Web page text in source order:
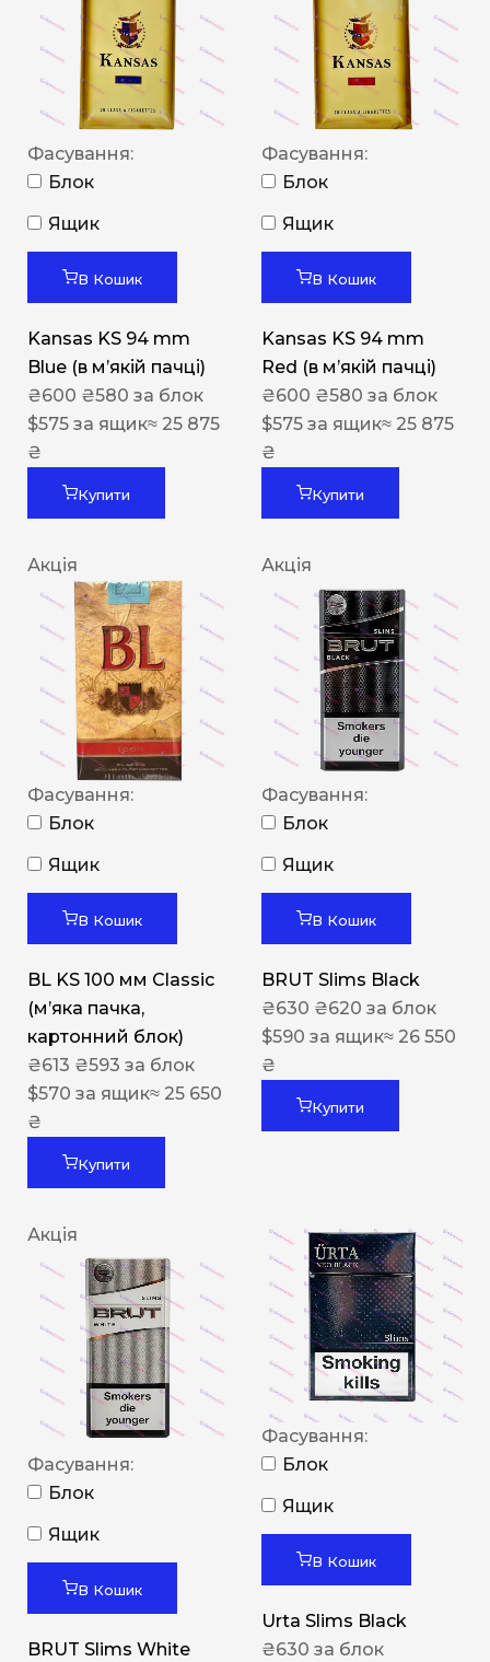
Фасування:
Блок
Ящик
В Кошик
Kansas KS 94 mm
Blue (в мʼякій пачці)
₴600 ₴580 за блок
$575 за ящик≈ 25 875
₴
Купити
Фасування:
Блок
Ящик
В Кошик
Kansas KS 94 mm
Red (в мʼякій пачці)
₴600 ₴580 за блок
$575 за ящик≈ 25 875
₴
Купити
Акція
Фасування:
Блок
Ящик
В Кошик
BL KS 100 мм Classic
(м’яка пачка,
картонний блок)
₴613 ₴593 за блок
$570 за ящик≈ 25 650
₴
Купити
Акція
Фасування:
Блок
Ящик
В Кошик
BRUT Slims Black
₴630 ₴620 за блок
$590 за ящик≈ 26 550
₴
Купити
Акція
Фасування:
Блок
Ящик
В Кошик
BRUT Slims White
Фасування:
Блок
Ящик
В Кошик
Urta Slims Black
₴630 за блок